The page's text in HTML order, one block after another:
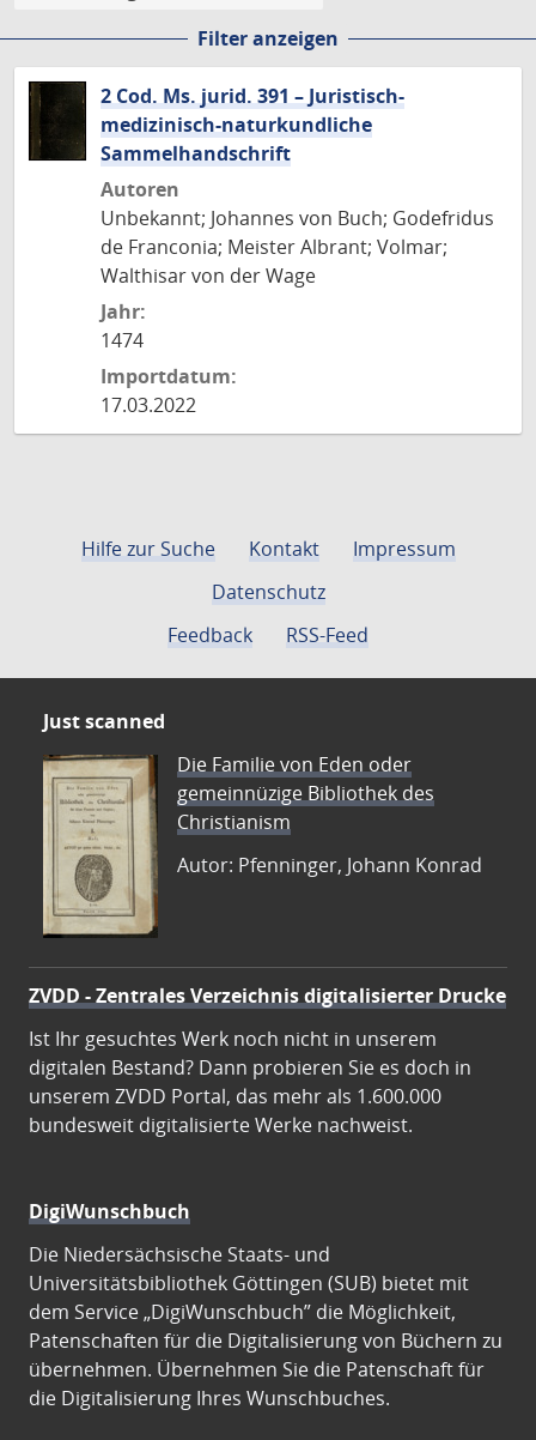
Filter anzeigen
2 Cod. Ms. jurid. 391 – Juristisch-
medizinisch-naturkundliche
Sammelhandschrift
Autoren
Unbekannt; Johannes von Buch; Godefridus
de Franconia; Meister Albrant; Volmar;
Walthisar von der Wage
Jahr:
1474
Importdatum:
17.03.2022
Hilfe zur Suche Kontakt
Impressum
Datenschutz
Feedback
RSS-Feed
Just scanned
Die Familie von Eden oder
gemeinnüzige Bibliothek des
Christianism
Autor: Pfenninger, Johann Konrad
ZVDD - Zentrales Verzeichnis digitalisierter Drucke
Ist Ihr gesuchtes Werk noch nicht in unserem
digitalen Bestand? Dann probieren Sie es doch in
unserem ZVDD Portal, das mehr als 1.600.000
bundesweit digitalisierte Werke nachweist.
DigiWunschbuch
Die Niedersächsische Staats- und
Universitätsbibliothek Göttingen (SUB) bietet mit
dem Service „DigiWunschbuch” die Möglichkeit,
Patenschaften für die Digitalisierung von Büchern zu
übernehmen. Übernehmen Sie die Patenschaft für
die Digitalisierung Ihres Wunschbuches.